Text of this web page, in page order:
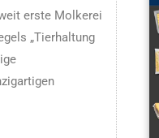
erste Molkerei
„Tierhaltung